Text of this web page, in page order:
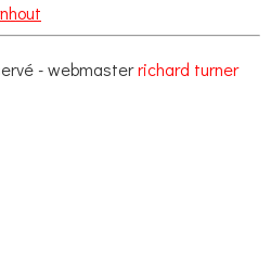
- webmasterrichard turner